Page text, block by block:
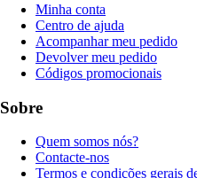
Minha conta
Centro de ajuda
Acompanhar meu pedido
Devolver meu pedido
Códigos promocionais
Sobre
Quem somos nós?
Contacte-nos
Termos e condições gerais